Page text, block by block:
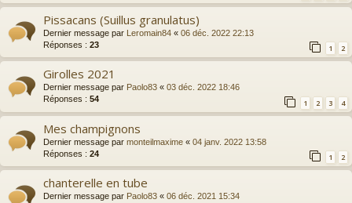
Pissacans (Suillus granulatus)
Dernier message par Leromain84 « 06 déc. 2022 22:13
Réponses : 23 1 2
Girolles 2021
Dernier message par Paolo83 « 03 déc. 2022 18:46
Réponses : 54 1 2 3 4
Mes champignons
Dernier message par monteilmaxime « 04 janv. 2022 13:58
Réponses : 24 1 2
chanterelle en tube
Dernier message par Paolo83 « 06 déc. 2021 15:34